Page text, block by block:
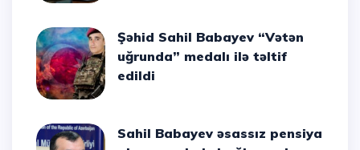
Şəhid Sahil Babayev “Vətən
uğrunda” medalı ilə təltif
edildi
Sahil Babayev əsassız pensiya